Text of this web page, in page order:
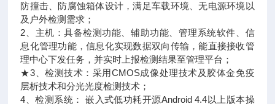
防撞击、防腐蚀箱体设计，满足车载环境、无电源环境以
及户外检测需求；
2、主机：具备检测功能、辅助功能、管理系统软件、信
息化管理功能，信息化实现数据双向传输，能直接接收管
理中心下发任务，并实时上报检测结果至管理平台；
★3、检测技术：采用CMOS成像处理技术及胶体金免疫
层析技术和分光光度检测技术；
4、检测系统： 嵌入式低功耗开源Android 4.4以上版本操